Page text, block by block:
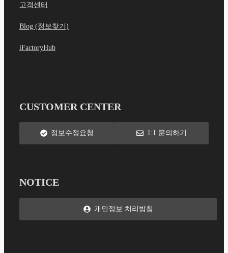
고객센터
Blog (정보찾기)
iFactoryHub
CUSTOMER CENTER
정보수정요청 1:1 문의하기
NOTICE
개인정보 처리방침